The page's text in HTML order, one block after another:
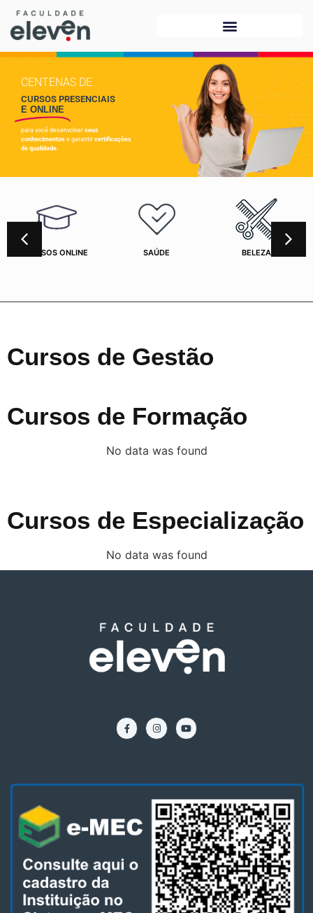
CENTENAS DE
CURSOS PRESENCIAIS
E ONLINE
para você desenvolver seus
conhecimentos e garantir certificações
de qualidade.
CURSOS ONLINE SAÚDE BELEZA
Cursos de Gestão
Cursos de Formação
No data was found
Cursos de Especialização
No data was found